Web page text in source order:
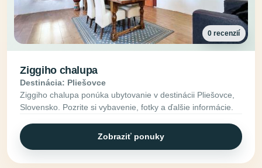
0 recenzií
Ziggiho chalupa
Destinácia: Pliešovce
Ziggiho chalupa ponúka ubytovanie v destinácii Pliešovce,
Slovensko. Pozrite si vybavenie, fotky a ďalšie informácie.
Zobraziť ponuky